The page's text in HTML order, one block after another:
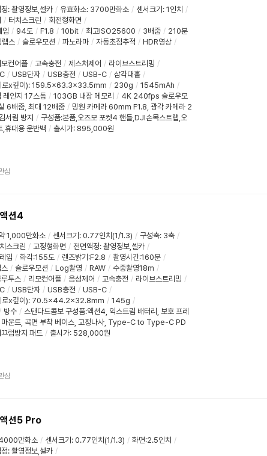
: 촬영정보,셀카 / 유효화소: 3700만화소 / 센서크기 : 1인치 /
/ 터치스크린 / 회전형화면 /
임 / 94도 / F1.8 / 10bit / 최고ISO25600 / 3배줌 / 210분
랩스 / 슬로우모션 / 파노라마 / 자동초점추적 / HDR영상 /
모컨어플 / 고속충전 / 제스처제어 / 라이브스트리밍 /
/ USB단자 / USB충전 / USB-C / 삼각대홀 /
x깊이): 159.5x63.3x33.5mm / 230g / 1545mAh /
레인지 17스톱 / 103GB 내장 메모리 / 4K 240fps 슬로우모
6배줌, 최대 12배줌 / 망원 카메라 60mm F1.8, 광각 카메라 2
서림 방지 / 구성품:본품,오즈모 포켓4 핸들,DJI손목스트랩,오
휴대용 운반백 / 출시가: 895,000원
심
션4
1,000만화소 / 센서크기 : 0.77인치(1/1.3) / 구성축: 3축 /
스크린 / 고정형화면 / 전면액정: 촬영정보,셀카 /
임 / 화각:155도 / 렌즈밝기:F2.8 / 촬영시간:160분 /
/ 슬로우모션 / Log촬영 / RAW / 수중촬영18m /
투스 / 리모컨어플 / 음성제어 / 고속충전 / 라이브스트리밍 /
/ USB단자 / USB충전 / USB-C /
x깊이): 70.5x44.2x32.8mm / 145g /
/ 방수 / 스탠다드콤보 구성품:액션4, 익스트림 배터리, 보호 프레
마운트, 곡면 부착 베이스, 고정나사, Type-C to Type-C PD
럼방지 패드 / 출시가: 528,000원
심
션5 Pro
만화소 / 센서크기 : 0.77인치(1/1.3) / 화면:2.5인치 /
: 촬영정보,셀카 /